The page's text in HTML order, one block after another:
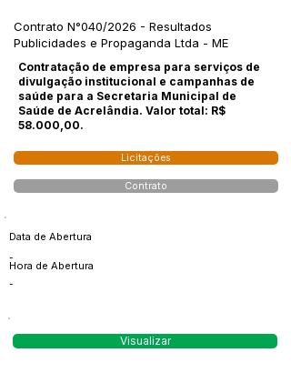
Contrato N°040/2026 - Resultados
Publicidades e Propaganda Ltda - ME
Contratação de empresa para serviços de
divulgação institucional e campanhas de
saúde para a Secretaria Municipal de
Saúde de Acrelândia. Valor total: R$
58.000,00.
Licitações
Contrato
Data de Abertura
-
Hora de Abertura
-
Visualizar